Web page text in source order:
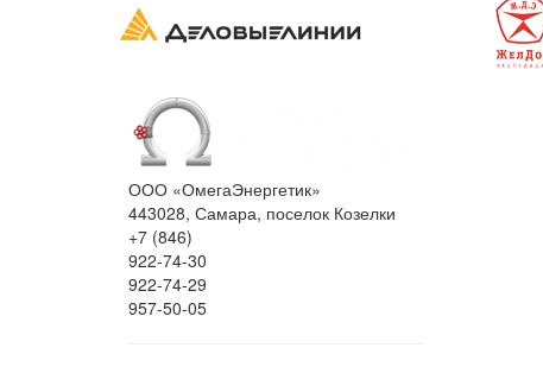
ООО «ОмегаЭнергетик»
443028, Самара, поселок Козелки
+7 (846)
922-74-30
922-74-29
957-50-05